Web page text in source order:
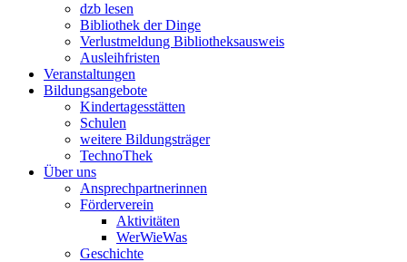
dzb lesen
Bibliothek der Dinge
Verlustmeldung Bibliotheksausweis
Ausleihfristen
Veranstaltungen
Bildungsangebote
Kindertagesstätten
Schulen
weitere Bildungsträger
TechnoThek
Über uns
Ansprechpartnerinnen
Förderverein
Aktivitäten
WerWieWas
Geschichte